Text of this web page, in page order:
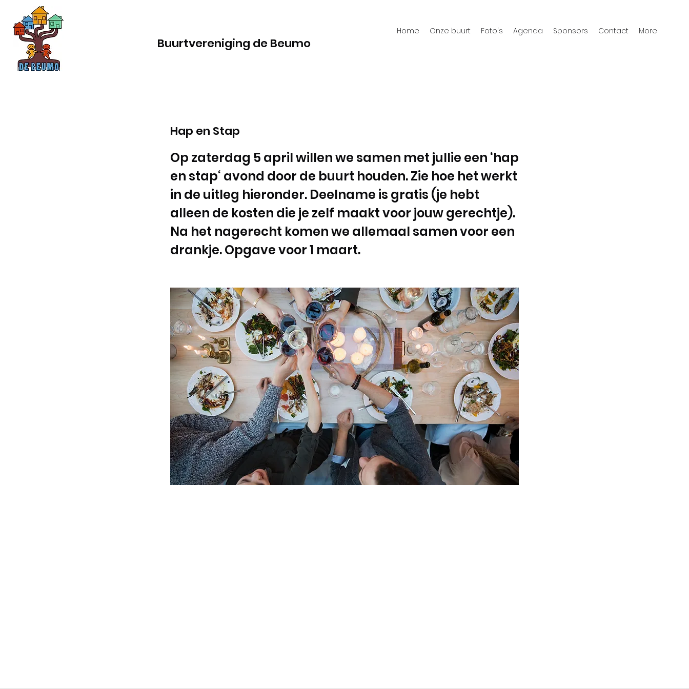
Buurtvereniging de Beumo
Home Onze buurt Foto's Agenda Sponsors Contact More
Hap en Stap
Op zaterdag 5 april willen we samen met jullie een ‘hap
en stap‘ avond door de buurt houden. Zie hoe het werkt
in de uitleg hieronder. Deelname is gratis (je hebt
alleen de kosten die je zelf maakt voor jouw gerechtje).
Na het nagerecht komen we allemaal samen voor een
drankje. Opgave voor 1 maart.